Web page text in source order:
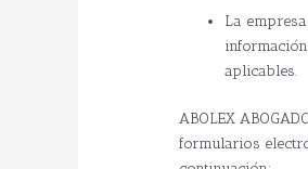
La
aplicables.
ABOLEX
formularios